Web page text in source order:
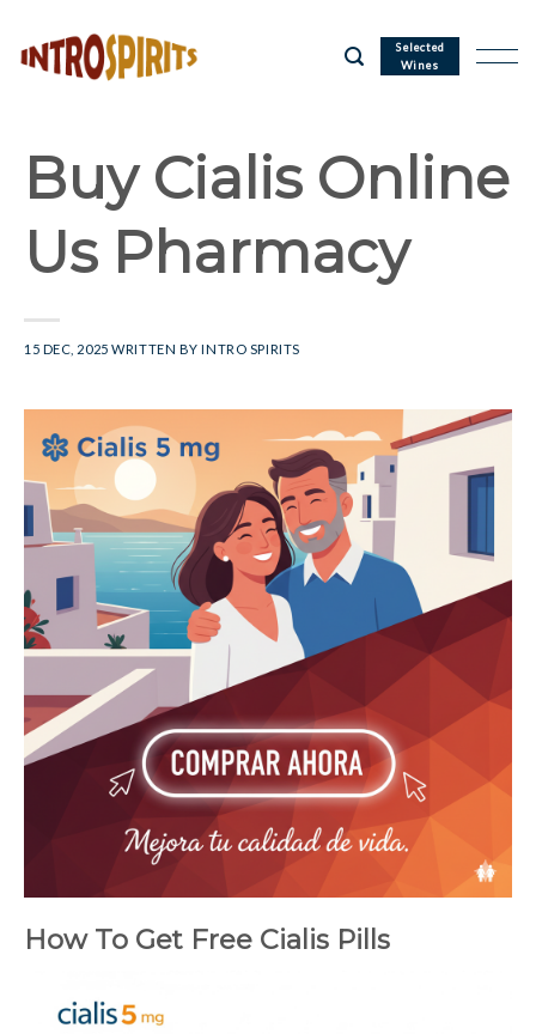
content
Selected
Wines
Buy Cialis Online
Us Pharmacy
15 DEC, 2025 WRITTEN BYINTRO SPIRITS
How To Get Free Cialis Pills